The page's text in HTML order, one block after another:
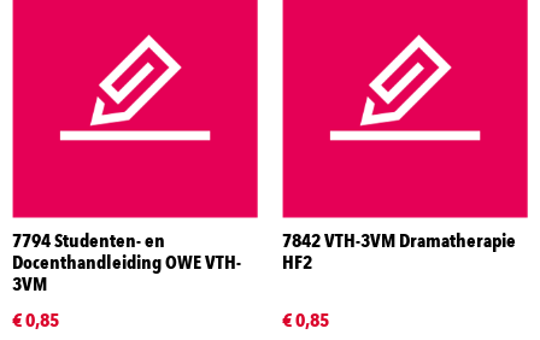
7794 Studenten- en
Docenthandleiding OWE VTH-
3VM
€ 0,85
7842 VTH-3VM Dramatherapie
HF2
€ 0,85